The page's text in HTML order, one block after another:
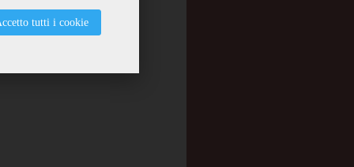
tutti i cookie